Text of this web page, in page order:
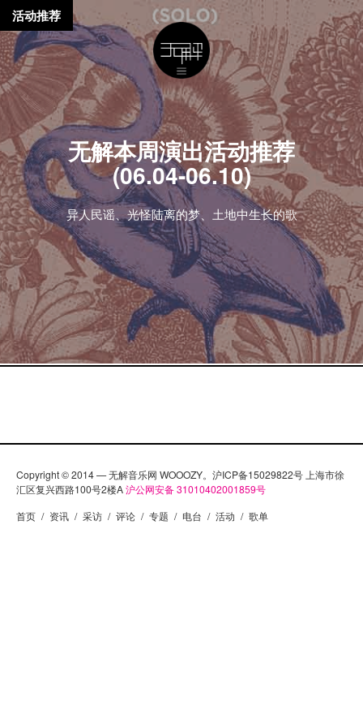
无解本周演出活动推荐
(06.04-06.10)
异人民谣、光怪陆离的梦、土地中生长的歌
活动推荐
Copyright © 2014 — 无解音乐网 WOOOZY。沪ICP备15029822号 上海市徐
汇区复兴西路100号2楼A沪公网安备 31010402001859号
首页 / 资讯 / 采访 / 评论 / 专题 / 电台 / 活动 / 歌单